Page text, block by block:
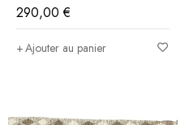
290,00€
Ajouter au panier